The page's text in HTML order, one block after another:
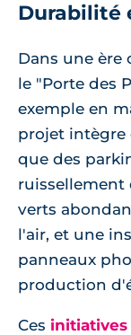
Durabilité
Dans une ère
le "Porte des
exemple en
projet intègre
que des
ruissellement
verts
l'air, et une
panneaux
production
Ces initiatives